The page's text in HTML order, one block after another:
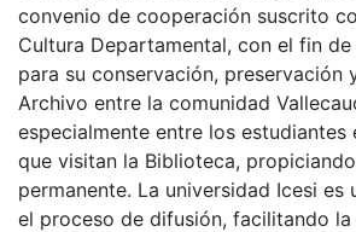
convenio de cooperación suscrito
Cultura Departamental, con el fin
para su conservación, preservación
Archivo entre la comunidad
especialmente entre los estudiantes
que visitan la Biblioteca,
permanente. La universidad Icesi es
el proceso de difusión, facilitando